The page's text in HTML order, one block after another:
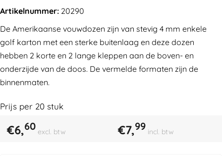
Artikelnummer: 20290
De Amerikaanse vouwdozen zijn van stevig 4 mm enkele
golf karton met een sterke buitenlaag en deze dozen
hebben 2 korte en 2 lange kleppen aan de boven- en
onderzijde van de doos. De vermelde formaten zijn de
binnenmaten.
Prijs per 20 stuk
€6,60 excl. btw €7,99 incl. btw